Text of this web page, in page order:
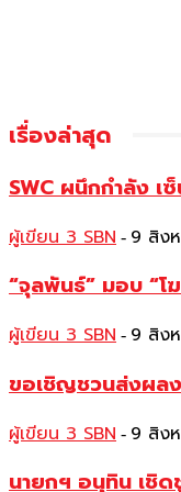
เรื่องล่าสุด
SWC ผนึกกำลัง
ผู้เขียน 3 SBN - 9 สิง
“จุลพันธ์” มอบ “
ผู้เขียน 3 SBN - 9 สิง
ขอเชิญชวนส่งผลง
ผู้เขียน 3 SBN - 9 สิง
นายกฯ อนุทิน เชิ